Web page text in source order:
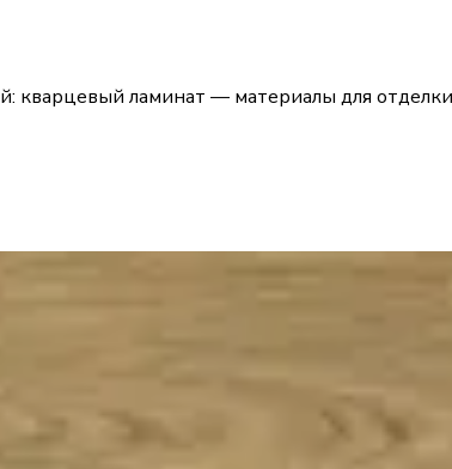
кварцевый ламинат — материалы для